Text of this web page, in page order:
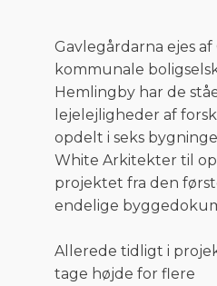
Gavlegårdarna ejes af
kommunale
Hemlingby har de
lejelejligheder af
opdelt i seks
White Arkitekter til
projektet fra den
endelige
Allerede tidligt i
tage højde for flere